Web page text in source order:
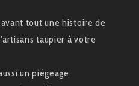
tout une histoire de
taupier à votre
un piégeage